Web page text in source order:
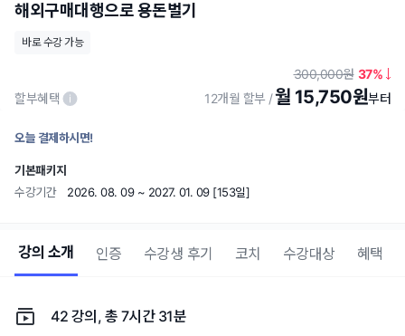
해외구매대행으로 용돈벌기
바로 수강 가능
300,000
37
할부혜택
12개월 할부 월 15,750원
오늘 결제하시면!
기본패키지
수강기간
2026. 08. 09 ~ 2027. 01. 09 [153일]
강의 소개 인증 수강생 후기 코치 수강대상 혜택
42 강의, 총 7시간 31분